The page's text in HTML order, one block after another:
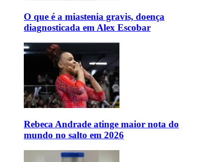
O que é a miastenia gravis, doença
diagnosticada em Alex Escobar
Rebeca Andrade atinge maior nota do
mundo no salto em 2026